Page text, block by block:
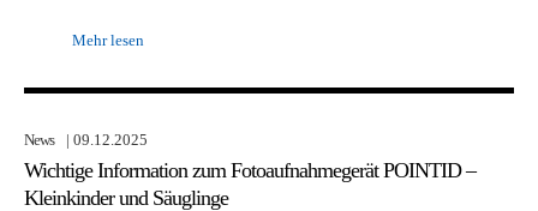
Mehr lesen
News | 09.12.2025
Wichtige Information zum Fotoaufnahmegerät POINTID –
Kleinkinder und Säuglinge